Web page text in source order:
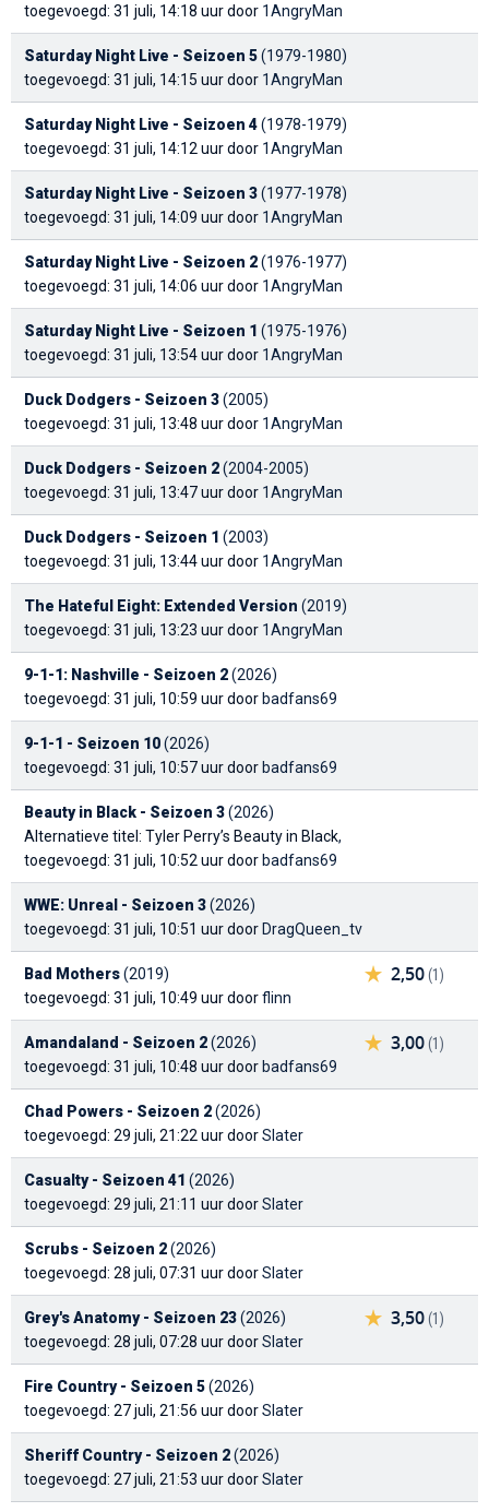
toegevoegd: 31 juli, 14:18 uur door 1AngryMan
Saturday Night Live - Seizoen 5(1979-1980)
toegevoegd: 31 juli, 14:15 uur door 1AngryMan
Saturday Night Live - Seizoen 4(1978-1979)
toegevoegd: 31 juli, 14:12 uur door 1AngryMan
Saturday Night Live - Seizoen 3(1977-1978)
toegevoegd: 31 juli, 14:09 uur door 1AngryMan
Saturday Night Live - Seizoen 2(1976-1977)
toegevoegd: 31 juli, 14:06 uur door 1AngryMan
Saturday Night Live - Seizoen 1 (1975-1976)
toegevoegd: 31 juli, 13:54 uur door 1AngryMan
Duck Dodgers - Seizoen 3(2005)
toegevoegd: 31 juli, 13:48 uur door 1AngryMan
Duck Dodgers - Seizoen 2(2004-2005)
toegevoegd: 31 juli, 13:47 uur door 1AngryMan
Duck Dodgers - Seizoen 1 (2003)
toegevoegd: 31 juli, 13:44 uur door 1AngryMan
The Hateful Eight: Extended Version (2019)
toegevoegd: 31 juli, 13:23 uur door 1AngryMan
9-1-1: Nashville - Seizoen 2(2026)
toegevoegd: 31 juli, 10:59 uur door badfans69
9-1-1 - Seizoen 10(2026)
toegevoegd: 31 juli, 10:57 uur door badfans69
Beauty in Black - Seizoen 3(2026)
Alternatieve titel: Tyler Perry’s Beauty in Black,
toegevoegd: 31 juli, 10:52 uur door badfans69
WWE: Unreal - Seizoen 3(2026)
toegevoegd: 31 juli, 10:51 uur door DragQueen_tv
2,50(1)
Bad Mothers(2019)
toegevoegd: 31 juli, 10:49 uur doorflinn
3,00(1)
Amandaland - Seizoen 2(2026)
toegevoegd: 31 juli, 10:48 uur door badfans69
Chad Powers - Seizoen 2(2026)
toegevoegd: 29 juli, 21:22 uur doorSlater
Casualty - Seizoen 41 (2026)
toegevoegd: 29 juli, 21:11 uur doorSlater
Scrubs - Seizoen 2(2026)
toegevoegd: 28 juli, 07:31 uur doorSlater
3,50(1)
Grey's Anatomy - Seizoen 23(2026)
toegevoegd: 28 juli, 07:28 uur doorSlater
Fire Country - Seizoen 5(2026)
toegevoegd: 27 juli, 21:56 uur doorSlater
Sheriff Country - Seizoen 2(2026)
toegevoegd: 27 juli, 21:53 uur doorSlater